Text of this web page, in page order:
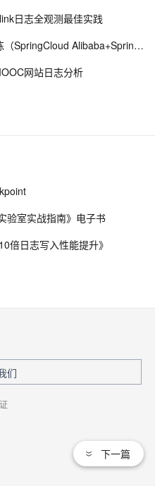
日志全观测最佳实践
微服务+全栈在线教育实战项目演练（SpringCloud Alibaba+SpringBoot）
网站日志分析
验室实战指南》电子书
倍日志写入性能提升》
下一篇
们